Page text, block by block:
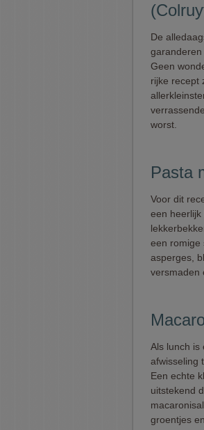
De
garanderen
Geen
rijke recept
worst.
Pasta
Voor dit
een heerlijk
een romige
asperges,
versmaden
Als lunch is
afwisseling
Een echte
uitstekend
groentjes